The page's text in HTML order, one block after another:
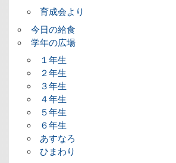
育成会より
今日の給食
学年の広場
１年生
２年生
３年生
４年生
５年生
６年生
あすなろ
ひまわり